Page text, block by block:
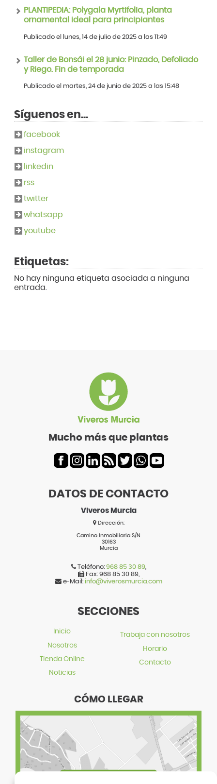
PLANTIPEDIA: Polygala Myrtifolia, planta
ornamental ideal para principiantes
Publicado el lunes, 14 de julio de 2025 a las 11:49
Taller de Bonsái el 28 junio: Pinzado, Defoliado
y Riego. Fin de temporada
Publicado el martes, 24 de junio de 2025 a las 15:48
Síguenos en...
facebook
instagram
linkedin
rss
twitter
whatsapp
youtube
Etiquetas:
No hay ninguna etiqueta asociada a ninguna
entrada.
Mucho más que plantas
DATOS DE CONTACTO
Viveros Murcia
Dirección:
Camino Inmobiliaria S/N
30163
Murcia
Teléfono: 968 85 30 89,
Fax: 968 85 30 89,
e-Mail: info@viverosmurcia.com
SECCIONES
Inicio
Nosotros
Tienda Online
Noticias
Trabaja con nosotros
Horario
Contacto
CÓMO LLEGAR